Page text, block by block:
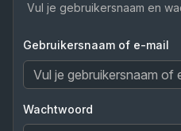
Vul je gebruikersnaam en
Gebruikersnaam of e-mail
Wachtwoord